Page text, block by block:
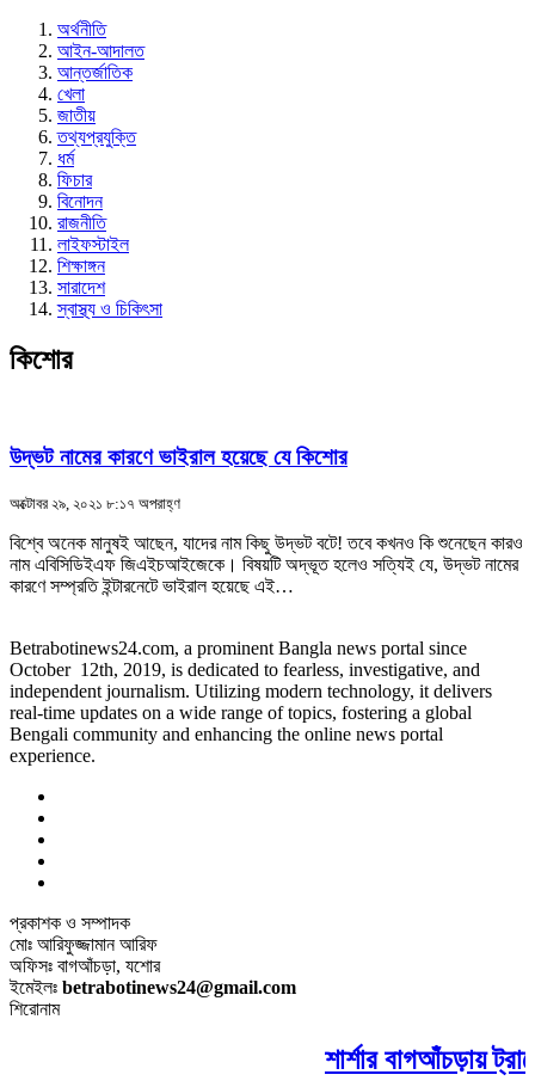
অর্থনীতি
আইন-আদালত
আন্তর্জাতিক
খেলা
জাতীয়
তথ্যপ্রযুক্তি
ধর্ম
ফিচার
বিনোদন
রাজনীতি
লাইফস্টাইল
শিক্ষাঙ্গন
সারাদেশ
স্বাস্থ্য ও চিকিৎসা
কিশোর
উদ্ভট নামের কারণে ভাইরাল হয়েছে যে কিশোর
অক্টোবর ২৯, ২০২১ ৮:১৭ অপরাহ্ণ
বিশ্বে অনেক মানুষই আছেন, যাদের নাম কিছু উদ্ভট বটে! তবে কখনও কি শুনেছেন কারও
নাম এবিসিডিইএফ জিএইচআইজেকে। বিষয়টি অদ্ভূত হলেও সত্যিই যে, উদ্ভট নামের
কারণে সম্প্রতি ইন্টারনেটে ভাইরাল হয়েছে এই…
Betrabotinews24.com, a prominent Bangla news portal since
October 12th, 2019, is dedicated to fearless, investigative, and
independent journalism. Utilizing modern technology, it delivers
real-time updates on a wide range of topics, fostering a global
Bengali community and enhancing the online news portal
experience.
প্রকাশক ও সম্পাদক
মোঃ আরিফুজ্জামান আরিফ
অফিসঃ বাগআঁচড়া, যশোর
ইমেইলঃ betrabotinews24@gmail.com
শিরোনাম
শার্শার বাগআঁচড়ায়